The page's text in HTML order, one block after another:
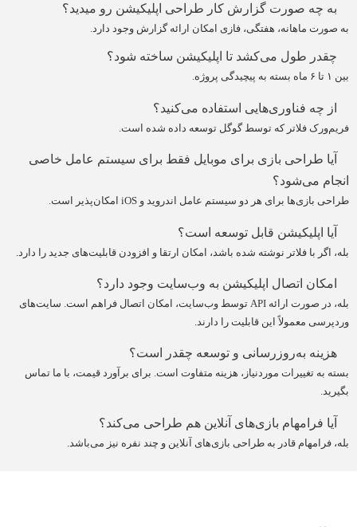
به چه صورت گزارش کار طراحی اپلیکیشن رو میدید؟
به صورت ماهانه، هفتگی، فازی امکان ارائه گزارش وجود دارد.
چقدر طول می‌کشد تا اپلیکیشن ساخته شود؟
بین ۱ تا ۶ ماه بسته به پیچیدگی پروژه.
از چه فناوری‌هایی استفاده می‌کنید؟
فریم‌ورک فلاتر که توسط گوگل توسعه داده شده است.
آیا طراحی بازی برای موبایل فقط برای سیستم عامل خاصی
انجام می‌شود؟
طراحی بازی‌ها برای هر دو سیستم عامل اندروید و iOS امکان‌پذیر است.
آیا اپلیکیشن قابل توسعه است؟
بله، اگر با فلاتر نوشته شده باشد، امکان ارتقا و افزودن قابلیت‌های جدید را دارد.
امکان اتصال اپلیکیشن به وب‌سایت وجود دارد؟
بله، در صورت ارائه API توسط وب‌سایت، امکان اتصال فراهم است. سایت‌های
وردپرسی معمولاً این قابلیت را دارند.
هزینه به‌روزرسانی و توسعه چقدر است؟
بسته به تغییرات موردنیاز، هزینه متفاوت است. برای برآورد قیمت، با ما تماس
بگیرید.
آیا فرامهام بازی‌های آنلاین هم طراحی می‌کند؟
بله، فرامهام قادر به طراحی بازی‌های آنلاین و چند نفره نیز می‌باشد.